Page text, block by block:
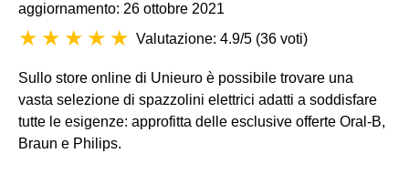
aggiornamento: 26 ottobre 2021
Valutazione: 4.9/5 (36 voti)
Sullo store online di Unieuro è possibile trovare una
vasta selezione di spazzolini elettrici adatti a soddisfare
tutte le esigenze: approfitta delle esclusive offerte Oral-B,
Braun e Philips.